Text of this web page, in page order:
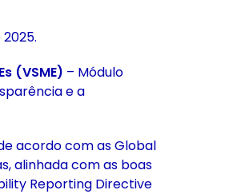
(VSME) – Módulo
e a
acordo com as Global
alinhada com as boas
Reporting Directive